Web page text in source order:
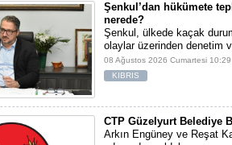
Şenkul’dan hükümete
nerede?
Şenkul, ülkede kaçak
olaylar üzerinden denetim
08 Ağustos 2026 Cumartesi 10:29
KIBRIS
CTP Güzelyurt Belediye
Arkın Engüney ve Reşat